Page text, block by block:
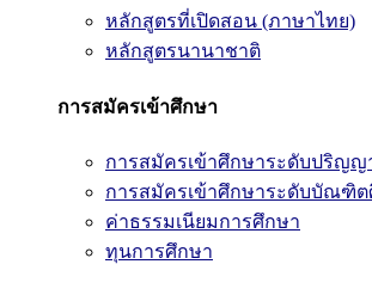
หลักสูตรที่เปิดสอน (ภาษาไทย)
หลักสูตรนานาชาติ
การสมัครเข้าศึกษา
การสมัครเข้าศึกษาระดับปริญ
การสมัครเข้าศึกษาระดับบัณฑิต
ค่าธรรมเนียมการศึกษา
ทุนการศึกษา